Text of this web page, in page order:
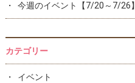
今週のイベント【7/20～7/26】
カテゴリー
イベント